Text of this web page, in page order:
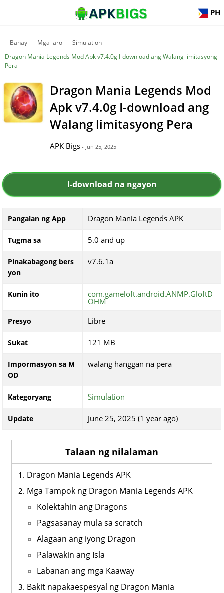
PH
Bahay Mga laro
Simulation
Dragon Mania Legends Mod Apk v7.4.0g I-download ang Walang limitasyong
Pera
Dragon Mania Legends Mod
Apk v7.4.0g I-download ang
Walang limitasyong Pera
APK Bigs - Jun 25, 2025
I-download na ngayon
Pangalan ng App Dragon Mania Legends APK
Tugma sa 5.0 and up
Pinakabagong bers
yon
v7.6.1a
Kunin ito com.gameloft.android.ANMP.GloftD
OHM
Presyo Libre
Sukat 121 MB
Impormasyon sa M
OD
walang hanggan na pera
Kategoryang Simulation
Update June 25, 2025 (1 year ago)
Talaan ng nilalaman
Dragon Mania Legends APK
Mga Tampok ng Dragon Mania Legends APK
Kolektahin ang Dragons
Pagsasanay mula sa scratch
Alagaan ang iyong Dragon
Palawakin ang Isla
Labanan ang mga Kaaway
Bakit napakaespesyal ng Dragon Mania